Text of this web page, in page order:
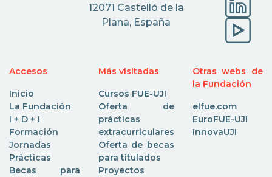
12071 Castelló de la
Plana, España
Accesos
Inicio
La Fundación
I + D + I
Formación
Jornadas
Prácticas
Becas para
Más visitadas
Cursos FUE-UJI
Oferta de
prácticas
extracurriculares
Oferta de becas
para titulados
Proyectos
Otras webs de
la Fundación
elfue.com
EuroFUE-UJI
InnovaUJI